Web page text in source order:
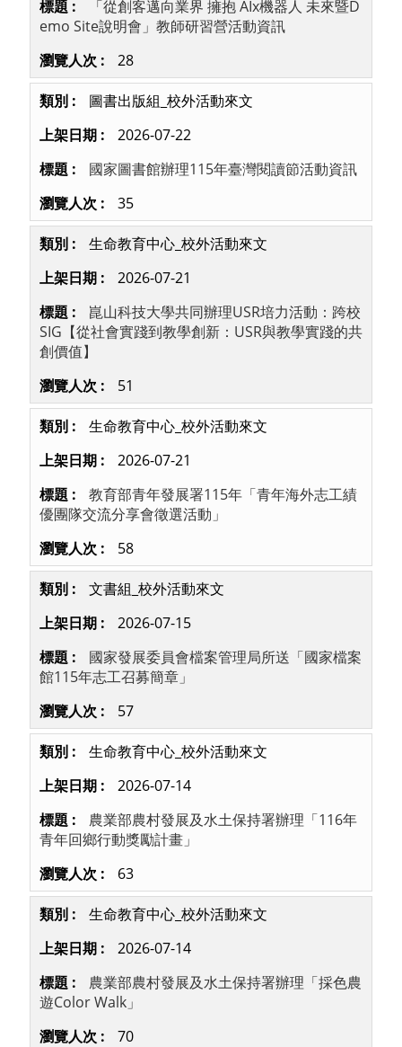
「從創客邁向業界 擁抱 AIx機器人 未來暨D
emo Site說明會」教師研習營活動資訊
28
圖書出版組_校外活動來文
2026-07-22
國家圖書館辦理115年臺灣閱讀節活動資訊
35
生命教育中心_校外活動來文
2026-07-21
崑山科技大學共同辦理USR培力活動：跨校
SIG【從社會實踐到教學創新：USR與教學實踐的共
創價值】
51
生命教育中心_校外活動來文
2026-07-21
教育部青年發展署115年「青年海外志工績
優團隊交流分享會徵選活動」
58
文書組_校外活動來文
2026-07-15
國家發展委員會檔案管理局所送「國家檔案
館115年志工召募簡章」
57
生命教育中心_校外活動來文
2026-07-14
農業部農村發展及水土保持署辦理「116年
青年回鄉行動獎勵計畫」
63
生命教育中心_校外活動來文
2026-07-14
農業部農村發展及水土保持署辦理「採色農
遊Color Walk」
70